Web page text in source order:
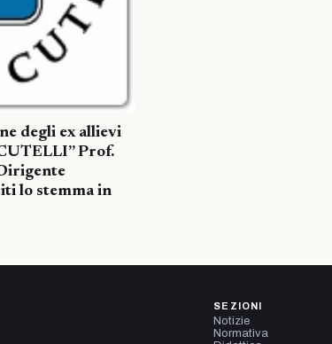
degli ex allievi
Prof.
lo stemma in
SEZIONI
Notizie
Normativa